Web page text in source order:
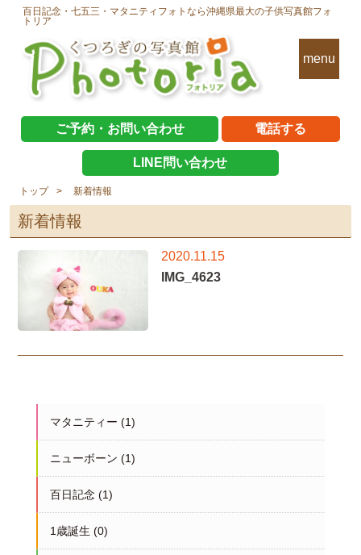
百日記念・七五三・マタニティフォトなら沖縄県最大の子供写真館フォ
トリア
menu
ご予約・お問い合わせ 電話する
LINE問い合わせ
トップ 新着情報
新着情報
2020.11.15
IMG_4623
マタニティー (1)
ニューボーン (1)
百日記念 (1)
1歳誕生 (0)